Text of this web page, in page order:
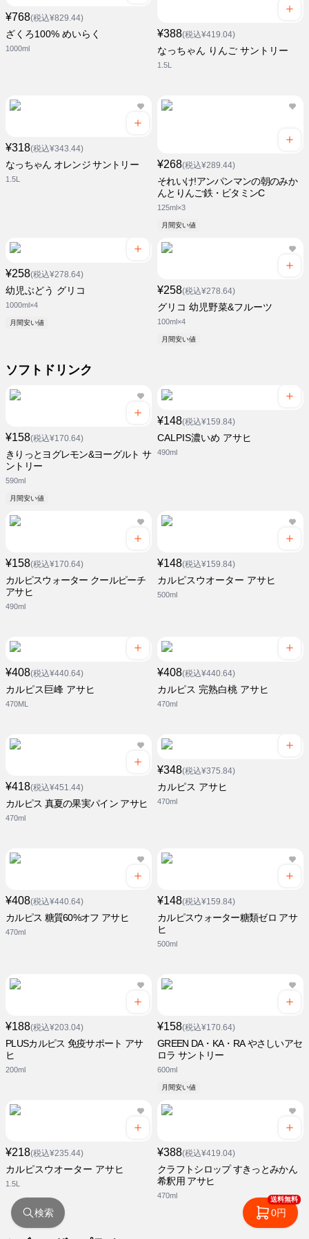
¥768(税込¥829.44)
ざくろ100% めいらく
1000ml
¥388(税込¥419.04)
なっちゃん りんご サントリー
1.5L
¥318(税込¥343.44)
なっちゃん オレンジ サントリー
1.5L
¥268(税込¥289.44)
それいけ!アンパンマンの朝のみか
んとりんご鉄・ビタミンC
125ml×3
月間安い値
¥258(税込¥278.64)
幼児ぶどう グリコ
1000ml×4
月間安い値
¥258(税込¥278.64)
グリコ 幼児野菜&フルーツ
100ml×4
月間安い値
ソフトドリンク
¥158(税込¥170.64)
きりっとヨグレモン&ヨーグルト サ
ントリー
590ml
月間安い値
¥148(税込¥159.84)
CALPIS濃いめ アサヒ
490ml
¥158(税込¥170.64)
カルピスウォーター クールピーチ
アサヒ
490ml
¥148(税込¥159.84)
カルピスウオーター アサヒ
500ml
¥408(税込¥440.64)
カルピス巨峰 アサヒ
470ML
¥408(税込¥440.64)
カルピス 完熟白桃 アサヒ
470ml
¥418(税込¥451.44)
カルピス 真夏の果実パイン アサヒ
470ml
¥348(税込¥375.84)
カルピス アサヒ
470ml
¥408(税込¥440.64)
カルピス 糖質60%オフ アサヒ
470ml
¥148(税込¥159.84)
カルピスウォーター糖類ゼロ アサ
ヒ
500ml
¥188(税込¥203.04)
PLUSカルピス 免疫サポート アサ
ヒ
200ml
¥158(税込¥170.64)
GREEN DA・KA・RA やさしいアセ
ロラ サントリー
600ml
月間安い値
¥218(税込¥235.44)
カルピスウオーター アサヒ
1.5L
¥388(税込¥419.04)
クラフトシロップ すきっとみかん
希釈用 アサヒ
470ml
検索
送料無料
0円